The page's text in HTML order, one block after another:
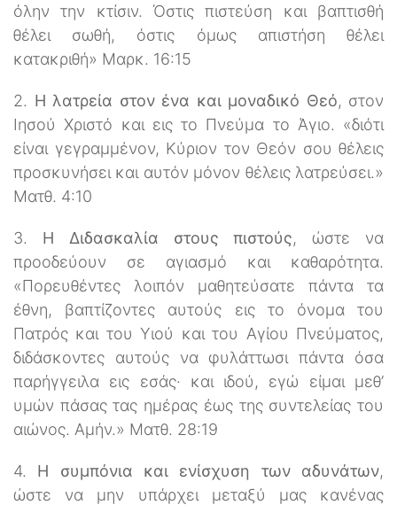
όλην την κτίσιν. Όστις πιστεύση και βαπτισθή
θέλει σωθή, όστις όμως απιστήση θέλει
κατακριθή» Μαρκ. 16:15
2. Η λατρεία στον ένα και μοναδικό Θεό, στον
Ιησού Χριστό και εις το Πνεύμα το Άγιο. «διότι
είναι γεγραμμένον, Κύριον τον Θεόν σου θέλεις
προσκυνήσει και αυτόν μόνον θέλεις λατρεύσει.»
Ματθ. 4:10
3. Η Διδασκαλία στους πιστούς, ώστε να
προοδεύουν σε αγιασμό και καθαρότητα.
«Πορευθέντες λοιπόν μαθητεύσατε πάντα τα
έθνη, βαπτίζοντες αυτούς εις το όνομα του
Πατρός και του Υιού και του Αγίου Πνεύματος,
διδάσκοντες αυτούς να φυλάττωσι πάντα όσα
παρήγγειλα εις εσάς· και ιδού, εγώ είμαι μεθ’
υμών πάσας τας ημέρας έως της συντελείας του
αιώνος. Αμήν.» Ματθ. 28:19
4. Η συμπόνια και ενίσχυση των αδυνάτων,
ώστε να μην υπάρχει μεταξύ μας κανένας